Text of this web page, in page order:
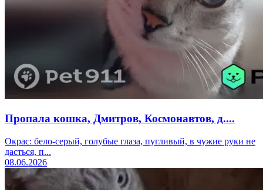
Пропала кошка, Дмитров, Космонавтов, д....
Окрас: бело-серый, голубые глаза, пугливый, в чужие руки не
дасться, п...
08.06.2026